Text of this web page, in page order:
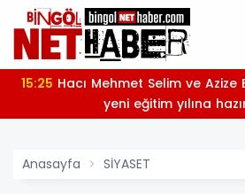
15:25
yeni eğitim yılına
Anasayfa SİYASET